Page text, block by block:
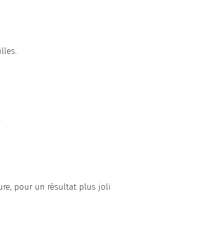
pour un résultat plus joli